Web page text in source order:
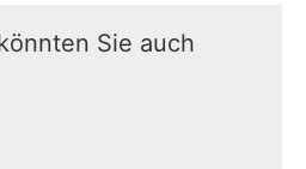
Sie auch